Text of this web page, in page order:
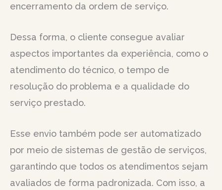
encerramento da ordem de serviço.
Dessa forma, o cliente consegue avaliar
aspectos importantes da experiência, como o
atendimento do técnico, o tempo de
resolução do problema e a qualidade do
serviço prestado.
Esse envio também pode ser automatizado
por meio de sistemas de gestão de serviços,
garantindo que todos os atendimentos sejam
avaliados de forma padronizada. Com isso, a